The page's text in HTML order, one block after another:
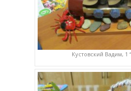
Кустовский Вадим, 1